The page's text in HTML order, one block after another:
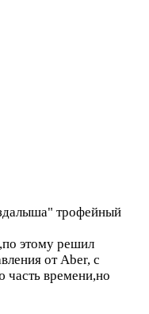
трофейный
этому решил
от Aber, с
часть времени,но